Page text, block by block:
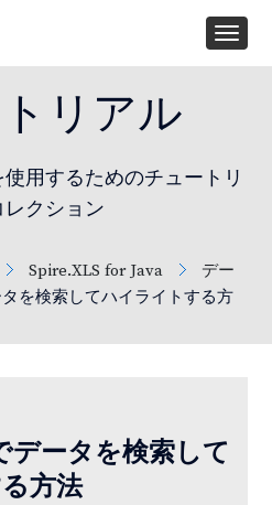
リアル
用するためのチュートリ
レクション
Spire.XLS for Java
デー
を検索してハイライトする方
データを検索して
方法